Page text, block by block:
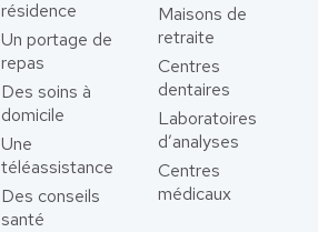
résidence
Un portage de
repas
Des soins à
domicile
Une
téléassistance
Des conseils
santé
Maisons de
retraite
Centres
dentaires
Laboratoires
d’analyses
Centres
médicaux